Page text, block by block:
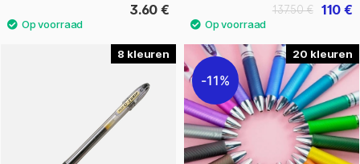
3.60 € 110 €
137.50 €
8 20
11%